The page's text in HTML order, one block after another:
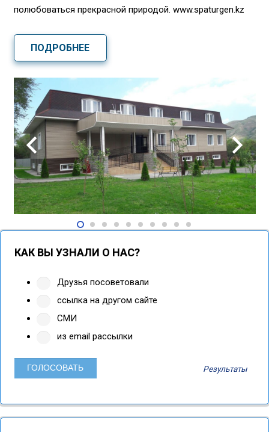
полюбоваться прекрасной природой. www.spaturgen.kz
ПОДРОБНЕЕ
КАК ВЫ УЗНАЛИ О НАС?
Друзья посоветовали
ссылка на другом сайте
СМИ
из email рассылки
Результаты